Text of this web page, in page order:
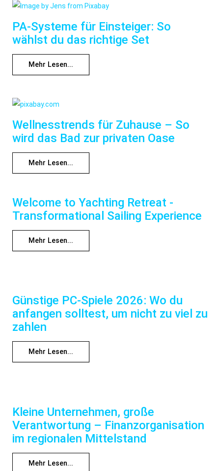
PA-Systeme für Einsteiger: So
wählst du das richtige Set
Mehr Lesen...
Wellnesstrends für Zuhause – So
wird das Bad zur privaten Oase
Mehr Lesen...
Welcome to Yachting Retreat -
Transformational Sailing Experience
Mehr Lesen...
Günstige PC-Spiele 2026: Wo du
anfangen solltest, um nicht zu viel zu
zahlen
Mehr Lesen...
Kleine Unternehmen, große
Verantwortung – Finanzorganisation
im regionalen Mittelstand
Mehr Lesen...